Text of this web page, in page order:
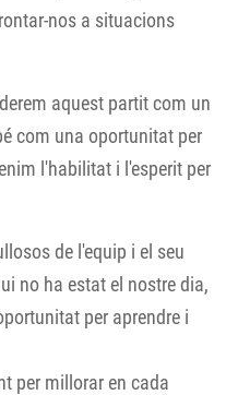
nos a situacions
aquest partit com un
com una oportunitat per
l'habilitat i l'esperit per
de l'equip i el seu
no ha estat el nostre dia,
per aprendre i
per millorar en cada